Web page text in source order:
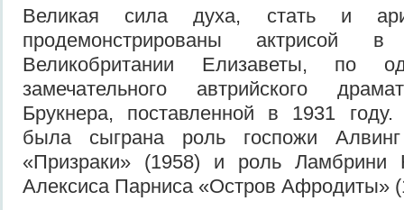
Великая сила духа, стать и
продемонстрированы актрисой
Великобритании Елизаветы, по
замечательного автрийского
Брукнера, поставленной в 1931
была сыграна роль госпожи
«Призраки» (1958) и роль Ламбрини
Алексиса Парниса «Остров Афродиты»